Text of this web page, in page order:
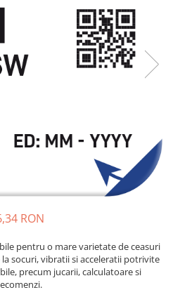
RON
pentru o mare varietate de ceasuri
socuri, vibratii si acceleratii potrivite
precum jucarii, calculatoare si